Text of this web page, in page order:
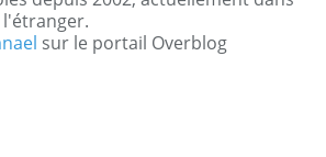
l'étranger.
sur le portail Overblog